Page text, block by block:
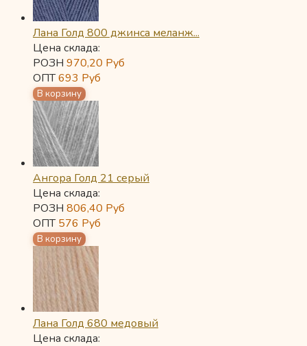
Лана Голд 800 джинса меланж...
Цена склада:
РОЗН 970,20 Руб
ОПТ693 Руб
Ангора Голд 21 серый
Цена склада:
РОЗН 806,40 Руб
ОПТ576 Руб
Лана Голд 680 медовый
Цена склада: